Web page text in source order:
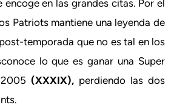
encoge en las grandes citas. Por el
Patriots mantiene una leyenda de
temporada que no es tal en los
lo que es ganar una Super
(XXXIX), perdiendo las dos